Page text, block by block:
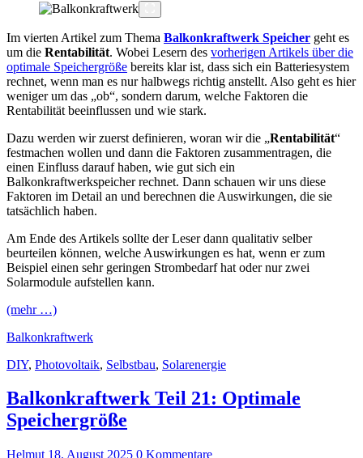
Im vierten Artikel zum Thema Balkonkraftwerk Speicher geht es
um die Rentabilität. Wobei Lesern des vorherigen Artikels über die
optimale Speichergröße bereits klar ist, dass sich ein Batteriesystem
rechnet, wenn man es nur halbwegs richtig anstellt. Also geht es hier
weniger um das „ob“, sondern darum, welche Faktoren die
Rentabilität beeinflussen und wie stark.
Dazu werden wir zuerst definieren, woran wir die „Rentabilität“
festmachen wollen und dann die Faktoren zusammentragen, die
einen Einfluss darauf haben, wie gut sich ein
Balkonkraftwerkspeicher rechnet. Dann schauen wir uns diese
Faktoren im Detail an und berechnen die Auswirkungen, die sie
tatsächlich haben.
Am Ende des Artikels sollte der Leser dann qualitativ selber
beurteilen können, welche Auswirkungen es hat, wenn er zum
Beispiel einen sehr geringen Strombedarf hat oder nur zwei
Solarmodule aufstellen kann.
(mehr …)
Balkonkraftwerk
DIY, Photovoltaik, Selbstbau, Solarenergie
Balkonkraftwerk Teil 21: Optimale
Speichergröße
Helmut 18. August 2025 0 Kommentare